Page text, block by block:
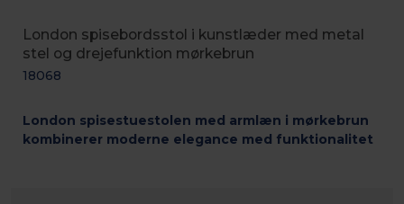
London spisebordsstol i kunstlæder med metal
stel og drejefunktion mørkebrun
18068
London spisestuestolen med armlæn i mørkebrun
kombinerer moderne elegance med funktionalitet